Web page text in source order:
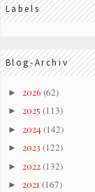
Labels
Blog-Archiv
► 2026 (62)
► 2025 (113)
► 2024(142)
► 2023 (122)
► 2022(132)
► 2021 (167)